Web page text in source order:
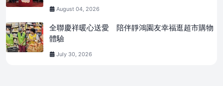
August 04, 2026
全聯慶祥暖心送愛 陪伴靜鴻園友幸福逛超市購物
體驗
July 30, 2026